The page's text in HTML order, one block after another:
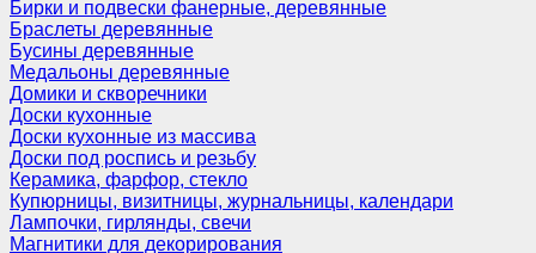
Бирки и подвески фанерные, деревянные
Браслеты деревянные
Бусины деревянные
Медальоны деревянные
Домики и скворечники
Доски кухонные
Доски кухонные из массива
Доски под роспись и резьбу
Керамика, фарфор, стекло
Купюрницы, визитницы, журнальницы, календари
Лампочки, гирлянды, свечи
Магнитики для декорирования